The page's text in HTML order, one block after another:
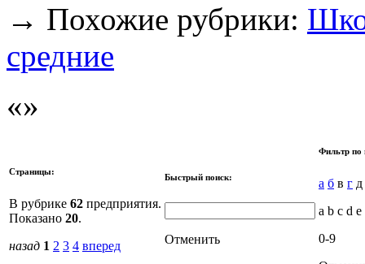
→ Похожие рубрики:
средние
Страницы:
В рубрике 62 предприятия.
Показано 20.
назад 1 2 3 4 вперед
Быстрый поиск:
Отменить
Фильтр по
а б в г д
a b c d
0-9